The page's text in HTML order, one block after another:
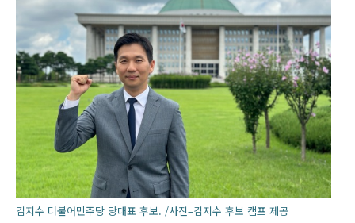
김지수 더불어민주당 당대표 후보. /사진=김지수 후보 캠프 제공